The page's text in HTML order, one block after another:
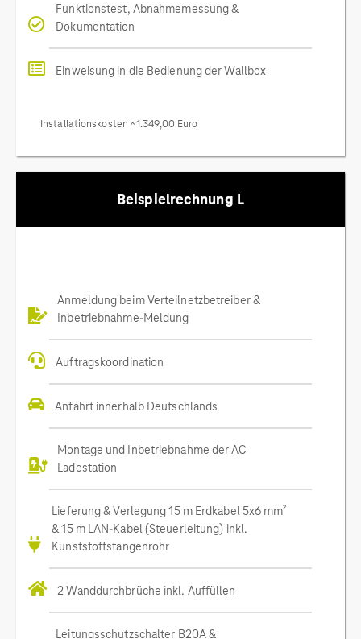
Funktionstest, Abnahmemessung &
Dokumentation
Einweisung in die Bedienung der Wallbox
Installationskosten ~1.349,00 Euro
Beispielrechnung L
Anmeldung beim Verteilnetzbetreiber &
Inbetriebnahme-Meldung
Auftragskoordination
Anfahrt innerhalb Deutschlands
Montage und Inbetriebnahme der AC
Ladestation
Lieferung & Verlegung 15 m Erdkabel 5x6 mm²
& 15 m LAN-Kabel (Steuerleitung) inkl.
Kunststoffstangenrohr
2 Wanddurchbrüche inkl. Auffüllen
Leitungsschutzschalter B20A &